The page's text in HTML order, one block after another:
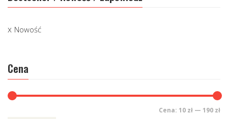
Nowość
Cena
Cena: 10 zł — 190 zł